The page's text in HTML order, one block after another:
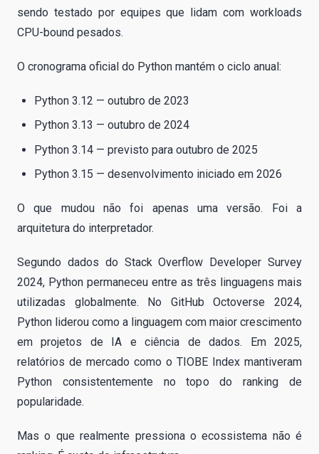
sendo testado por equipes que lidam com workloads
CPU-bound pesados.
O cronograma oficial do Python mantém o ciclo anual:
Python 3.12 — outubro de 2023
Python 3.13 — outubro de 2024
Python 3.14 — previsto para outubro de 2025
Python 3.15 — desenvolvimento iniciado em 2026
O que mudou não foi apenas uma versão. Foi a
arquitetura do interpretador.
Segundo dados do Stack Overflow Developer Survey
2024, Python permaneceu entre as três linguagens mais
utilizadas globalmente. No GitHub Octoverse 2024,
Python liderou como a linguagem com maior crescimento
em projetos de IA e ciência de dados. Em 2025,
relatórios de mercado como o TIOBE Index mantiveram
Python consistentemente no topo do ranking de
popularidade.
Mas o que realmente pressiona o ecossistema não é